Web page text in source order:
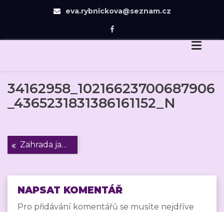
eva.rybnickova@seznam.cz
content
34162958_10216623700687906
_4365231831386161152_N
Navigace
pro
příspěvek
Zahrada jako oáza
NAPSAT KOMENTÁŘ
Pro přidávání komentářů se musíte nejdříve